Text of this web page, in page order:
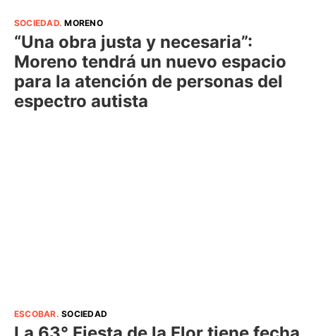
SOCIEDAD.MORENO
“Una obra justa y necesaria”:
Moreno tendrá un nuevo espacio
para la atención de personas del
espectro autista
ESCOBAR.SOCIEDAD